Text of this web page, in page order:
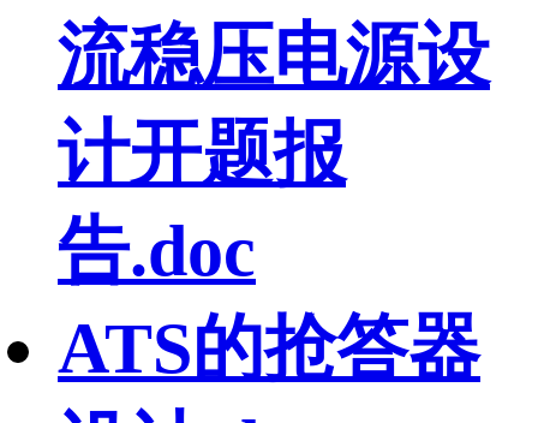
流稳压电源设
计开题报
告.doc
ATS的抢答器